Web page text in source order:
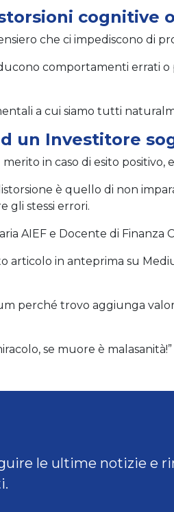
cognitive
che ci impediscono di
comportamenti errati o
a cui siamo tutti
un Investitore
in caso di esito positivo,
è quello di non
gli stessi errori.
AIEF e Docente di Finanza
articolo in anteprima su
perché trovo aggiunga
se muore è malasanità!”
le ultime notizie e